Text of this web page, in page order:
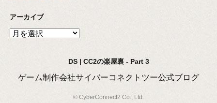
アーカイブ
ア
DS | CC2の楽屋裏 - Part 3
ゲーム制作会社サイバーコネクトツー公式ブログ
© CyberConnect2 Co., Ltd.